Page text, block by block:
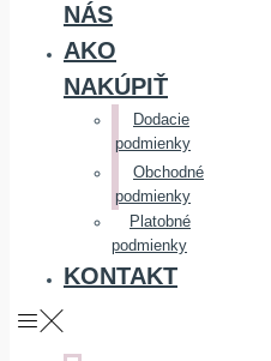
NÁS
AKO
NAKÚPIŤ
Dodacie
podmienky
Obchodné
podmienky
Platobné
podmienky
KONTAKT